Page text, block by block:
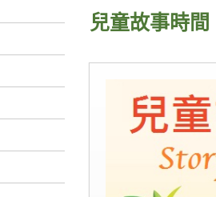
兒童故事時間